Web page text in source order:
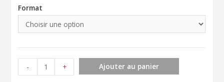
Format
-
de
+ Ajouter au panier